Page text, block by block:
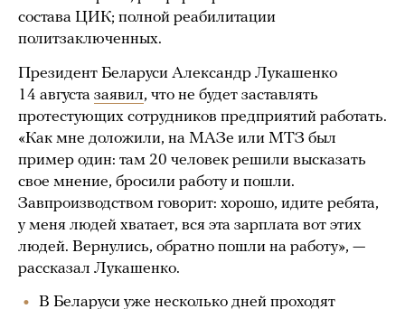
состава ЦИК; полной реабилитации
политзаключенных.
Президент Беларуси Александр Лукашенко
14 августа заявил, что не будет заставлять
протестующих сотрудников предприятий работать.
«Как мне доложили, на МАЗе или МТЗ был
пример один: там 20 человек решили высказать
свое мнение, бросили работу и пошли.
Завпроизводством говорит: хорошо, идите ребята,
у меня людей хватает, вся эта зарплата вот этих
людей. Вернулись, обратно пошли на работу», —
рассказал Лукашенко.
В Беларуси уже несколько дней проходят